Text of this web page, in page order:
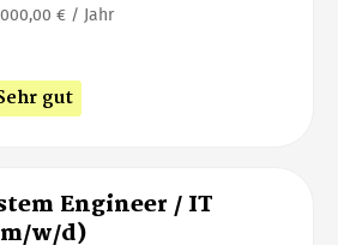
€ / Jahr
gut
Engineer / IT
w/d)